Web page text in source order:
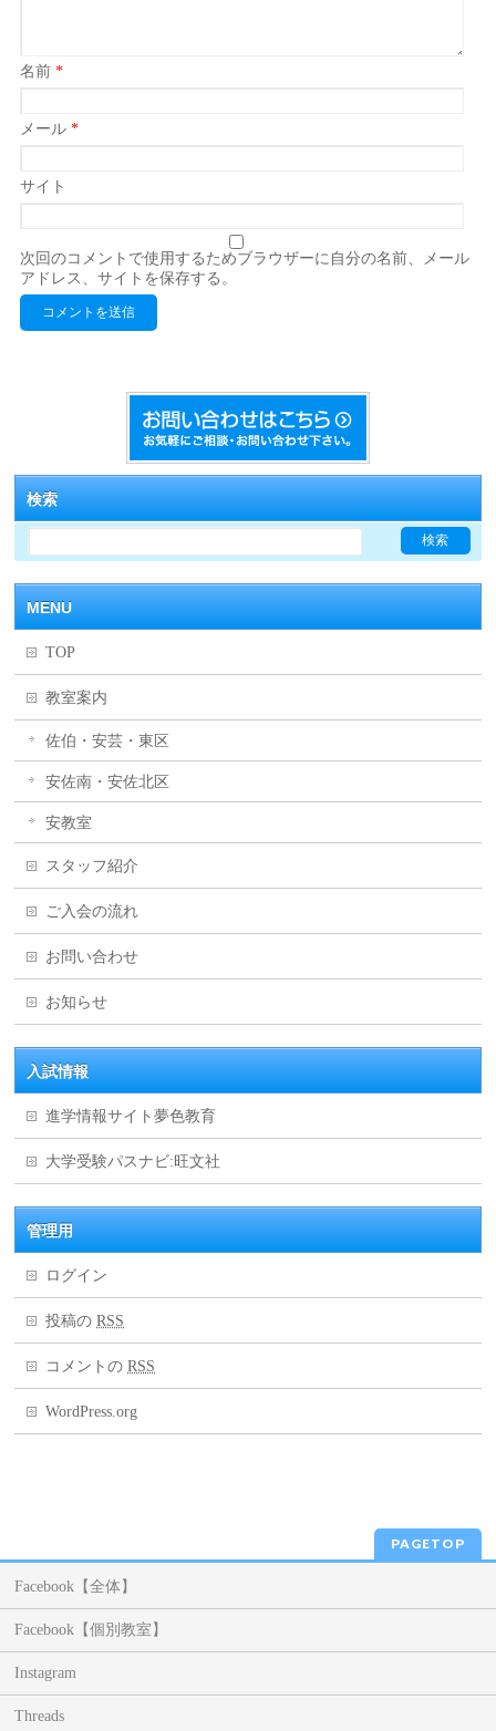
名前*
メール*
サイト
次回のコメントで使用するためブラウザーに自分の名前、メール
アドレス、サイトを保存する。
検索
MENU
TOP
教室案内
佐伯・安芸・東区
安佐南・安佐北区
安教室
スタッフ紹介
ご入会の流れ
お問い合わせ
お知らせ
入試情報
進学情報サイト夢色教育
大学受験パスナビ:旺文社
管理用
ログイン
投稿のRSS
コメントのRSS
WordPress.org
PAGETOP
Facebook【全体】
Facebook【個別教室】
Instagram
Threads